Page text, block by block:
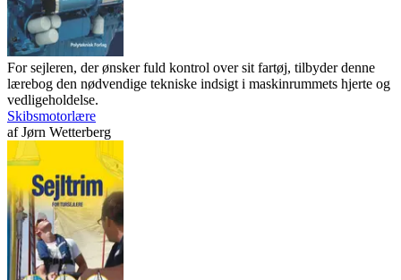
For sejleren, der ønsker fuld kontrol over sit fartøj, tilbyder denne
lærebog den nødvendige tekniske indsigt i maskinrummets hjerte og
vedligeholdelse.
Skibsmotorlære
afJørn Wetterberg